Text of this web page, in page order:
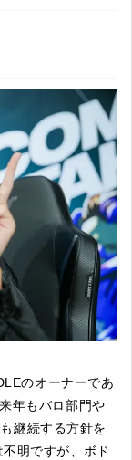
のオーナーであ
年もバロ部門や
継続する方針を
明ですが、ボド